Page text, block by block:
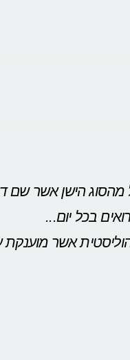
מהסוג הישן אשר שם
בכל יום...
אשר מוענקת